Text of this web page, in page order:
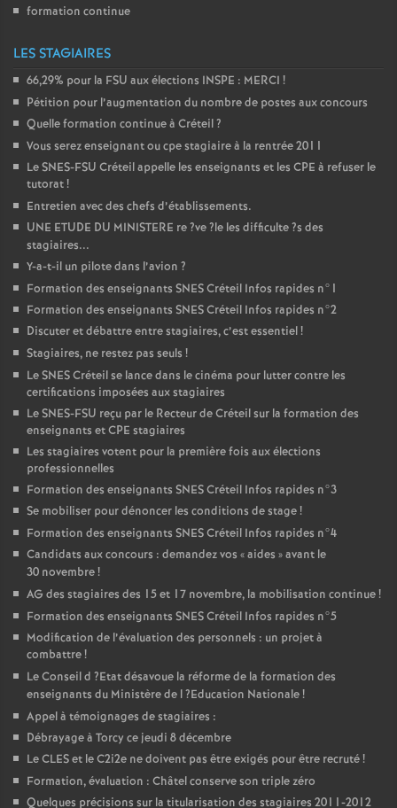
formation continue
LES STAGIAIRES
66,29% pour la FSU aux élections INSPE : MERCI !
Pétition pour l’augmentation du nombre de postes aux concours
Quelle formation continue à Créteil?
Vous serez enseignant ou cpe stagiaire à la rentrée 2011
LeSNES-FSU Créteil appelle les enseignants et les CPE à refuser le
tutorat!
Entretien avec des chefs d’établissements.
UNE ETUDE DU MINISTERE re?ve?le les difficulte?s des
stagiaires...
Y-a-t-il un pilote dans l’avion ?
Formation des enseignants SNESCréteil Infos rapides n°1
Formation des enseignants SNESCréteil Infos rapides n°2
Discuter et débattre entre stagiaires, c’est essentiel!
Stagiaires, ne restez pas seuls !
LeSNESCréteil se lance dans le cinéma pour lutter contre les
certifications imposées aux stagiaires
LeSNES-FSU reçu par le Recteur de Créteil sur la formation des
enseignants etCPE stagiaires
Les stagiaires votent pour la première fois aux élections
professionnelles
Formation des enseignants SNESCréteil Infos rapides n°3
Se mobiliser pour dénoncer les conditions de stage!
Formation des enseignants SNESCréteil Infos rapides n°4
Candidats aux concours : demandez vos «aides » avant le
30 novembre!
AG des stagiaires des 15 et 17 novembre, la mobilisation continue!
Formation des enseignants SNESCréteil Infos rapides n°5
Modification de l’évaluation des personnels : un projet à
combattre!
Le Conseil d ?Etat désavoue la réforme de la formation des
enseignants du Ministère de l?Education Nationale!
Appel à témoignages de stagiaires :
Débrayage à Torcy ce jeudi 8 décembre
LeCLESet le C2i2e ne doivent pas être exigés pour être recruté!
Formation, évaluation : Châtel conserve son triple zéro
Quelques précisions sur la titularisation des stagiaires 2011-2012